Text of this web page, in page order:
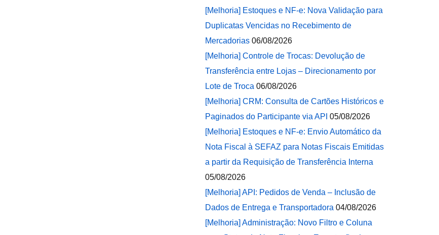
[Melhoria] Estoques e NF-e: Nova Validação para
Duplicatas Vencidas no Recebimento de
Mercadorias 06/08/2026
[Melhoria] Controle de Trocas: Devolução de
Transferência entre Lojas – Direcionamento por
Lote de Troca 06/08/2026
[Melhoria] CRM: Consulta de Cartões Históricos e
Paginados do Participante via API 05/08/2026
[Melhoria] Estoques e NF-e: Envio Automático da
Nota Fiscal à SEFAZ para Notas Fiscais Emitidas
a partir da Requisição de Transferência Interna
05/08/2026
[Melhoria] API: Pedidos de Venda – Inclusão de
Dados de Entrega e Transportadora 04/08/2026
[Melhoria] Administração: Novo Filtro e Coluna